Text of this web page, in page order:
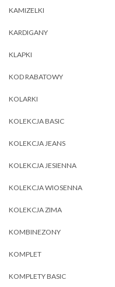
KAMIZELKI
KARDIGANY
KLAPKI
KOD RABATOWY
KOLARKI
KOLEKCJA BASIC
KOLEKCJA JEANS
KOLEKCJA JESIENNA
KOLEKCJA WIOSENNA
KOLEKCJA ZIMA
KOMBINEZONY
KOMPLET
KOMPLETY BASIC